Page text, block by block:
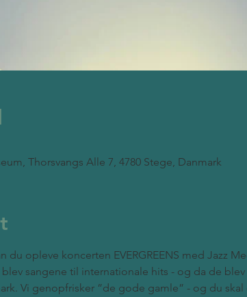
Thorsvangs Alle 7, 4780 Stege, Danmark
du opleve koncerten EVERGREENS med Jazz
sangene til internationale hits - og da de
Vi genopfrisker ”de gode gamle” - og du